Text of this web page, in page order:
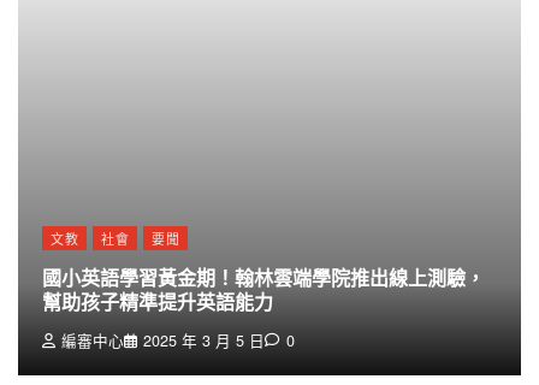
文教 社會 要聞
國小英語學習黃金期！翰林雲端學院推出線上測驗，
幫助孩子精準提升英語能力
編審中心 2025 年 3 月 5 日 0